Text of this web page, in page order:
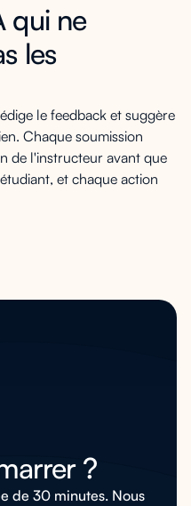
qui ne
les
le feedback et suggère
Chaque soumission
de l'instructeur avant que
et chaque action
?
de 30 minutes. Nous